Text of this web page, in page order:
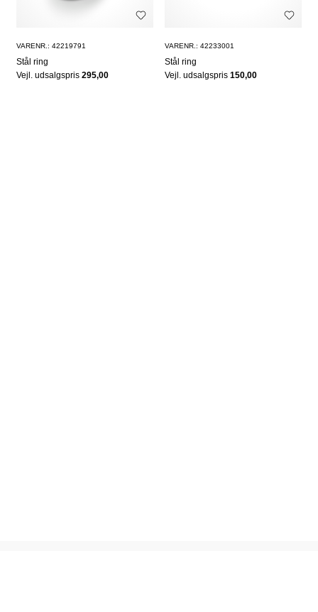
VARENR.: 42219791
Stål ring
Vejl. udsalgspris 295,00
VARENR.: 42233001
Stål ring
Vejl. udsalgspris150,00